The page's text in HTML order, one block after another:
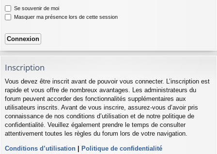
Se souvenir de moi
Masquer ma présence lors de cette session
Inscription
Vous devez être inscrit avant de pouvoir vous connecter. L’inscription est
rapide et vous offre de nombreux avantages. Les administrateurs du
forum peuvent accorder des fonctionnalités supplémentaires aux
utilisateurs inscrits. Avant de vous inscrire, assurez-vous d’avoir pris
connaissance de nos conditions d’utilisation et de notre politique de
confidentialité. Veuillez également prendre le temps de consulter
attentivement toutes les règles du forum lors de votre navigation.
Conditions d’utilisation | Politique de confidentialité